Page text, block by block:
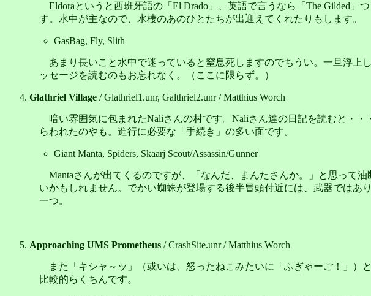
Eldoraというと西班牙語の「El Drado」、英語で言うなら「The Gilded
す。水中が主なので、水棲のあのひとたちが出迎えてくれたりもします。
GasBag, Fly, Slith
あまり長いこと水中で迷っていると窒息死しますのでちうい。一旦浮
ッセージを読むのもお忘れなく。（ここに限らず。）
Glathriel Village / Glathriel1.unr, Galthriel2.unr / Matthius Worch
暗い雰囲気に包まれたNaliさんの村です。Naliさん達の日記を読むと・
らわれたのやも。進行に必要な「手続き」の多い面です。
Giant Manta, Spiders, Skaarj Scout/Assassin/Gunner
Mantaさんが出てくるのですが、「なんだ、まんたさんか。」と思って
いかもしれません。でかい蜘蛛が登場する後半冒頭付近には、武器ではあ
一つ。
Approaching UMS Prometheus / CrashSite.unr / Matthius Worch
また「キシャ～ッ」（或いは、怒ったねこみたいに「ふぎゃーご！」）
比較的らくちんです。